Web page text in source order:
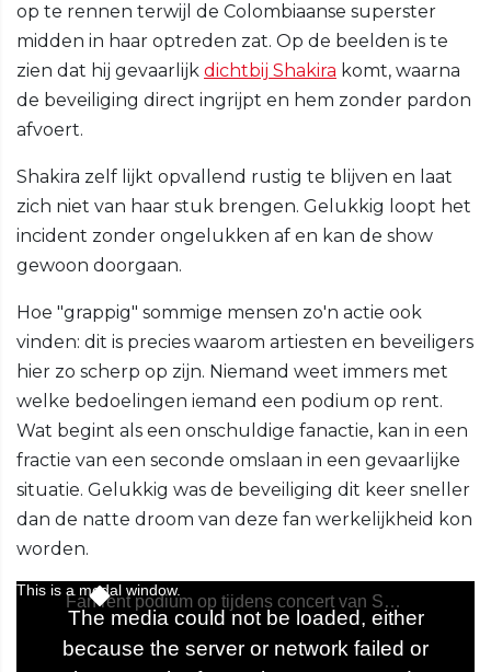
op te rennen terwijl de Colombiaanse superster
midden in haar optreden zat. Op de beelden is te
zien dat hij gevaarlijk dichtbij Shakira komt, waarna
de beveiliging direct ingrijpt en hem zonder pardon
afvoert.
Shakira zelf lijkt opvallend rustig te blijven en laat
zich niet van haar stuk brengen. Gelukkig loopt het
incident zonder ongelukken af en kan de show
gewoon doorgaan.
Hoe "grappig" sommige mensen zo'n actie ook
vinden: dit is precies waarom artiesten en beveiligers
hier zo scherp op zijn. Niemand weet immers met
welke bedoelingen iemand een podium op rent.
Wat begint als een onschuldige fanactie, kan in een
fractie van een seconde omslaan in een gevaarlijke
situatie. Gelukkig was de beveiliging dit keer sneller
dan de natte droom van deze fan werkelijkheid kon
worden.